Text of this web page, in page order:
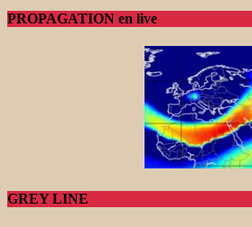
PROPAGATION en live
GREY LINE